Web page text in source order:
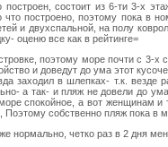
состоит из 6-ти 3-х
построено, поэтому пока в
и двухспальной, на полу
оценю все как в рейтинге=
поэтому море почти с 3-х
и доведут до ума этот
заходил в шлепках- т.к.
а так- и пляж не довели до
спокойное, а вот женщинам
собственно пляж пока в
нормально, четко раз в 2 дня